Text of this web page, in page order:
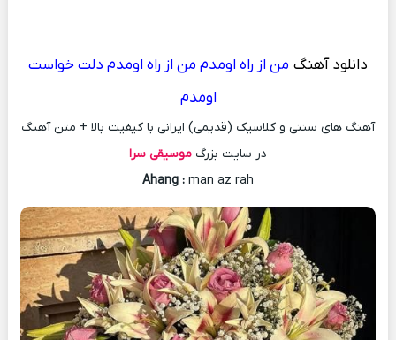
دانلود آهنگ من از راه اومدم من از راه اومدم دلت خواست
اومدم
آهنگ های سنتی و کلاسیک (قدیمی) ایرانی با کیفیت بالا + متن آهنگ
در سایت بزرگ موسیقی سرا
Ahang : man az rah